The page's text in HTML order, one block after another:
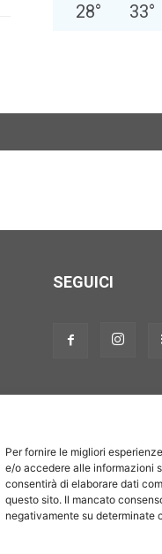
Per fornire le migliori
e/o accedere alle informazioni
consentirà di elaborare dati
questo sito. Il mancato
negativamente su determinate
28° 33°
SEGUICI
Collabora con noi Pubblicità